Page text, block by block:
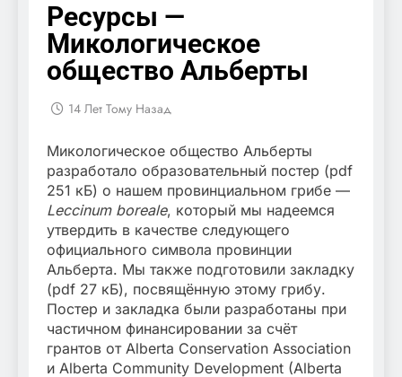
Ресурсы —
Микологическое
общество Альберты
14 Лет Тому Назад
Микологическое общество Альберты
разработало образовательный постер (pdf
251 кБ) о нашем провинциальном грибе —
Leccinum boreale, который мы надеемся
утвердить в качестве следующего
официального символа провинции
Альберта. Мы также подготовили закладку
(pdf 27 кБ), посвящённую этому грибу.
Постер и закладка были разработаны при
частичном финансировании за счёт
грантов от Alberta Conservation Association
и Alberta Community Development (Alberta